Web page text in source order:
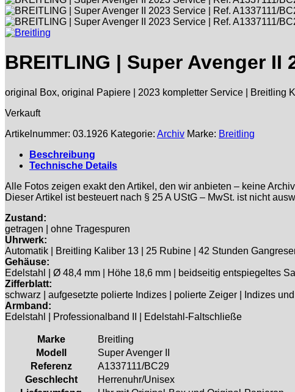
BREITLING | Super Avenger II
original Box, original Papiere | 2023 kompletter Service | Breitling
Verkauft
Artikelnummer: 03.1926 Kategorie: Archiv Marke: Breitling
Beschreibung
Technische Details
Alle Fotos zeigen exakt den Artikel, den wir anbieten – keine
Dieser Artikel ist besteuert nach § 25 A UStG – MwSt. ist nicht
Zustand:
getragen | ohne Tragespuren
Uhrwerk:
Automatik | Breitling Kaliber 13 | 25 Rubine | 42 Stunden
Gehäuse:
Edelstahl | Ø 48,4 mm | Höhe 18,6 mm | beidseitig entspiegeltes
Zifferblatt:
schwarz | aufgesetzte polierte Indizes | polierte Zeiger | Indizes
Armband:
Edelstahl | Professionalband II | Edelstahl-Faltschließe
Marke
Breitling
Modell
Super Avenger II
Referenz
A1337111/BC29
Geschlecht
Herrenuhr/Unisex